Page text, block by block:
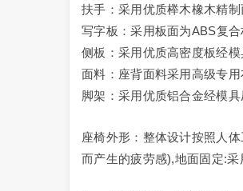
扶手：采用优质榉木橡木精制
写字板：采用板面为ABS复
侧板：采用优质高密度板经
面料：座背面料采用高级专用
脚架：采用优质铝合金经模
座椅外形：整体设计按照人
而产生的疲劳感),地面固定:采